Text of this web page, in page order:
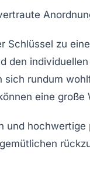
Schlüssel zu
den
rundum
eine